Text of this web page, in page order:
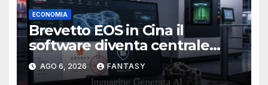
ECONOMIA
Brevetto EOS in Cina il
software diventa centrale
nella stampa 3D industriale
AGO 6, 2026 FANTASY